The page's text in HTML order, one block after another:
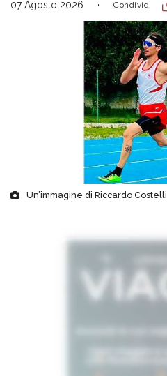
07 Agosto 2026 Condividi
Un’immagine di Riccardo Costelli